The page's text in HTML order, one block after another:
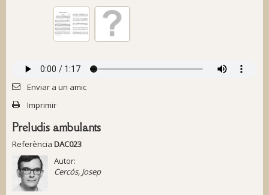
Enviar a un amic
Imprimir
Preludis ambulants
Referència DAC023
Autor:
Cercós, Josep